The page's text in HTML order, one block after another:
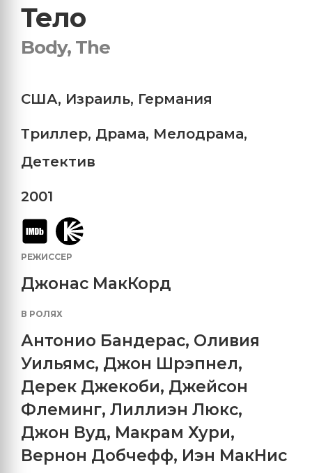
Тело
Body, The
США, Израиль, Германия
Триллер, Драма, Мелодрама,
Детектив
2001
РЕЖИССЕР
Джонас МакКорд
В РОЛЯХ
Антонио Бандерас, Оливия
Уильямс, Джон Шрэпнел,
Дерек Джекоби, Джейсон
Флеминг, Лиллиэн Люкс,
Джон Вуд, Макрам Хури,
Вернон Добчефф, Иэн МакНис